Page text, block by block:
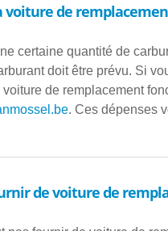
de
certaine quantité de
doit être prévu. Si
de remplacement
. Ces dépenses
de voiture de